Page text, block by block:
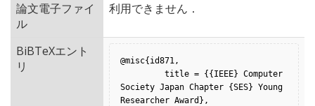
論文電子ファイ
ル
利用できません．
BiBTeXエント
リ
@misc{id871,
Society Japan Chapter {SES} Young
Researcher Award},